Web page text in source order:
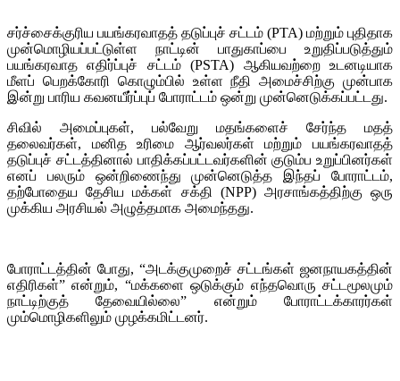
சர்ச்சைக்குரிய பயங்கரவாதத் தடுப்புச் சட்டம் (PTA) மற்றும் புதிதாக
முன்மொழியப்பட்டுள்ள நாட்டின் பாதுகாப்பை உறுதிப்படுத்தும்
பயங்கரவாத எதிர்ப்புச் சட்டம் (PSTA) ஆகியவற்றை உடனடியாக
மீளப் பெறக்கோரி கொழும்பில் உள்ள நீதி அமைச்சிற்கு முன்பாக
இன்று பாரிய கவனயீர்ப்புப் போராட்டம் ஒன்று முன்னெடுக்கப்பட்டது.
சிவில் அமைப்புகள், பல்வேறு மதங்களைச் சேர்ந்த மதத்
தலைவர்கள், மனித உரிமை ஆர்வலர்கள் மற்றும் பயங்கரவாதத்
தடுப்புச் சட்டத்தினால் பாதிக்கப்பட்டவர்களின் குடும்ப உறுப்பினர்கள்
எனப் பலரும் ஒன்றிணைந்து முன்னெடுத்த இந்தப் போராட்டம்,
தற்போதைய தேசிய மக்கள் சக்தி (NPP) அரசாங்கத்திற்கு ஒரு
முக்கிய அரசியல் அழுத்தமாக அமைந்தது.
போராட்டத்தின் போது, “அடக்குமுறைச் சட்டங்கள் ஜனநாயகத்தின்
எதிரிகள்” என்றும், “மக்களை ஒடுக்கும் எந்தவொரு சட்டமூலமும்
நாட்டிற்குத் தேவையில்லை” என்றும் போராட்டக்காரர்கள்
மும்மொழிகளிலும் முழக்கமிட்டனர்.